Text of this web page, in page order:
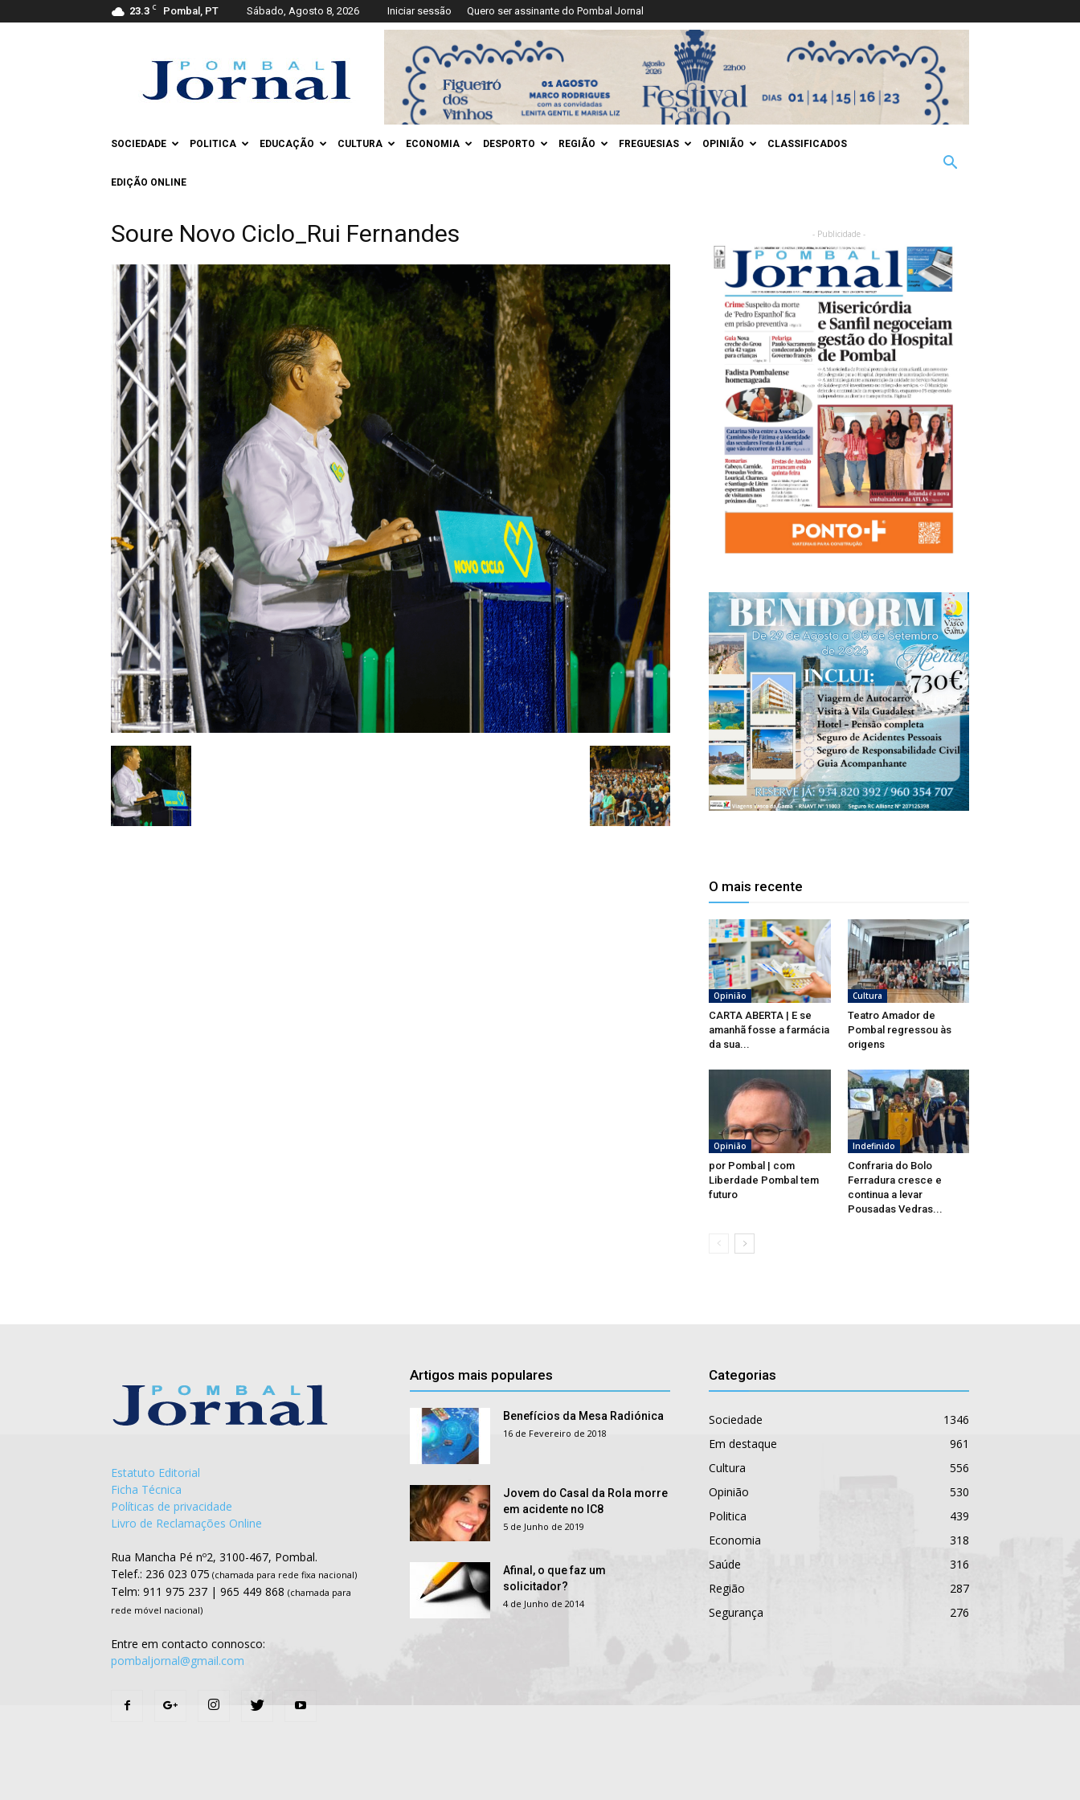
23.3 C Pombal, PT Sábado, Agosto 8, 2026 Iniciar sessão Quero ser assinante do Pombal Jornal
Jornal
SOCIEDADE POLITICA EDUCAÇÃO CULTURA ECONOMIA DESPORTO REGIÃO FREGUESIAS OPINIÃO CLASSIFICADOS
EDIÇÃO ONLINE
Soure Novo Ciclo_Rui Fernandes - Publicidade -
O mais recente
Opinião
CARTA ABERTA | E se
amanhã fosse a farmácia
da sua...
Cultura
Teatro Amador de
Pombal regressou às
origens
Opinião
por Pombal | com
Liberdade Pombal tem
futuro
Indefinido
Confraria do Bolo
Ferradura cresce e
continua a levar
Pousadas Vedras...
Estatuto Editorial
Ficha Técnica
Políticas de privacidade
Livro de Reclamações Online
Rua Mancha Pé nº2, 3100-467, Pombal.
Telef.: 236 023 075 (chamada para rede fixa nacional)
Telm: 911 975 237 | 965 449 868 (chamada para
rede móvel nacional)
Entre em contacto connosco:
pombaljornal@gmail.com
Artigos mais populares
Benefícios da Mesa Radiónica
16 de Fevereiro de 2018
Jovem do Casal da Rola morre
em acidente no IC8
5 de Junho de 2019
Afinal, o que faz um
solicitador?
4 de Junho de 2014
Categorias
Sociedade
1346
Em destaque
961
Cultura
556
Opinião
530
Politica
439
Economia
318
Saúde
316
Região
287
Segurança
276